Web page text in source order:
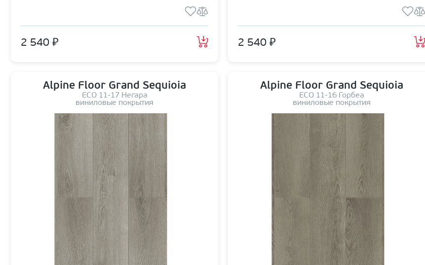
2 540 ₽ 2 540 ₽
Alpine Floor Grand Sequioia
ЕСО 11-17 Негара
виниловые покрытия
Alpine Floor Grand Sequioia
ЕСО 11-16 Горбеа
виниловые покрытия